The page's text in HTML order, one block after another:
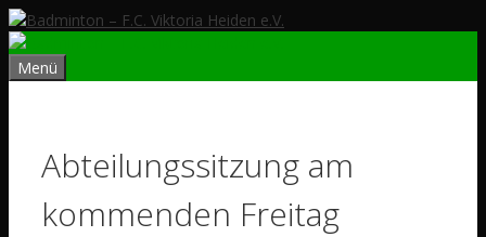
Zum
Inhalt
springen
Menü
Abteilungssitzung am
kommenden Freitag